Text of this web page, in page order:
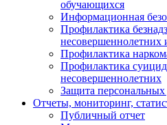
обучающихся
Информационная
Профилактика
Профилактика
Профилактика
несовершеннолетних
Защита
Отчеты, мониторинг,
Публичный отчет